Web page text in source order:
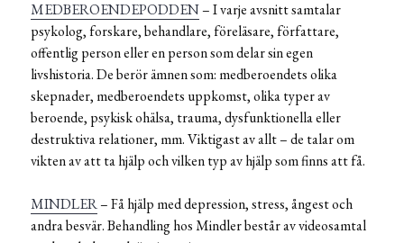
MEDBEROENDEPODDEN– I varje avsnitt samtalar
psykolog, forskare, behandlare, föreläsare, författare,
offentlig person eller en person som delar sin egen
livshistoria. De berör ämnen som: medberoendets olika
skepnader, medberoendets uppkomst, olika typer av
beroende, psykisk ohälsa, trauma, dysfunktionella eller
destruktiva relationer, mm. Viktigast av allt – de talar om
vikten av att ta hjälp och vilken typ av hjälp som finns att få.
MINDLER– Få hjälp med depression, stress, ångest och
andra besvär. Behandling hos Mindler består av videosamtal